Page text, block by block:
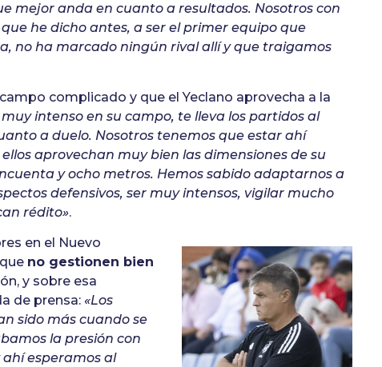
mejor anda en cuanto a resultados. Nosotros con
he dicho antes, a ser el primer equipo que
no ha marcado ningún rival allí y que traigamos
complicado y que el Yeclano aprovecha a la
muy intenso en su campo, te lleva los partidos al
a duelo. Nosotros tenemos que estar ahí
aprovechan muy bien las dimensiones de su
y ocho metros. Hemos sabido adaptarnos a
defensivos, ser muy intensos, vigilar mucho
rédito».
en el Nuevo
no gestionen bien
y sobre esa
de prensa: «Los
sido más cuando se
la presión con
ahí esperamos al